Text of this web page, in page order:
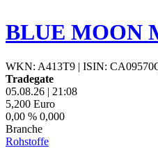
BLUE MOON
WKN: A413T9 | ISIN:
Tradegate
05.08.26 | 21:08
5,200 Euro
0,00 % 0,000
Branche
Rohstoffe